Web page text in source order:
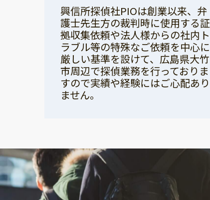
興信所探偵社PIOは創業以来、弁
護士先生方の裁判時に使用する証
拠収集依頼や法人様からの社内ト
ラブル等の特殊なご依頼を中心に
厳しい基準を設けて、広島県大竹
市周辺で探偵業務を行っておりま
すので実績や経験にはご心配あり
ません。